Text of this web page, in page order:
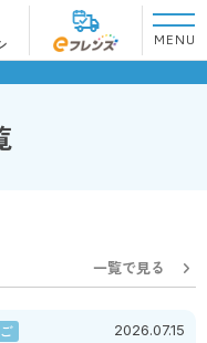
MENU
2026.07.15
一覧で見る